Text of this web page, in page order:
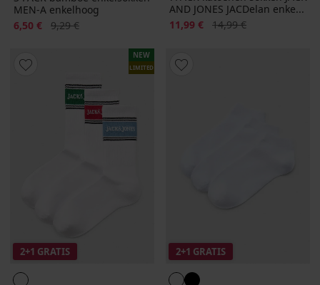
MEN-A enkelhoog
Korting
6,50 € Oorspronkelijke prijs
9,29 €
AND JONES JACDelan enke...
Korting
11,99 € Oorspronkelijke prijs
14,99 €
NEW
LIMITED
2+1 GRATIS 2+1 GRATIS